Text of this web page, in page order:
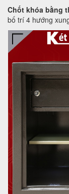
Chốt khóa bằng
bố trí 4 hướng